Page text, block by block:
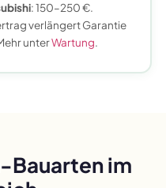
: 150–250 €.
verlängert Garantie
unterWartung.
Bauarten im